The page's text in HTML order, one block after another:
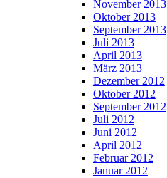
November 2013
Oktober 2013
September 2013
Juli 2013
April 2013
März 2013
Dezember 2012
Oktober 2012
September 2012
Juli 2012
Juni 2012
April 2012
Februar 2012
Januar 2012